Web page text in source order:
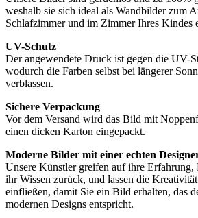
weshalb sie sich ideal als Wandbilder zum
Schlafzimmer und im Zimmer Ihres Kindes
UV-Schutz
Der angewendete Druck ist gegen die UV-
wodurch die Farben selbst bei längerer
verblassen.
Sichere Verpackung
Vor dem Versand wird das Bild mit
einen dicken Karton eingepackt.
Moderne Bilder mit einer echten
Unsere Künstler greifen auf ihre Erfahrung,
ihr Wissen zurück, und lassen die
einfließen, damit Sie ein Bild erhalten, das
modernen Designs entspricht.